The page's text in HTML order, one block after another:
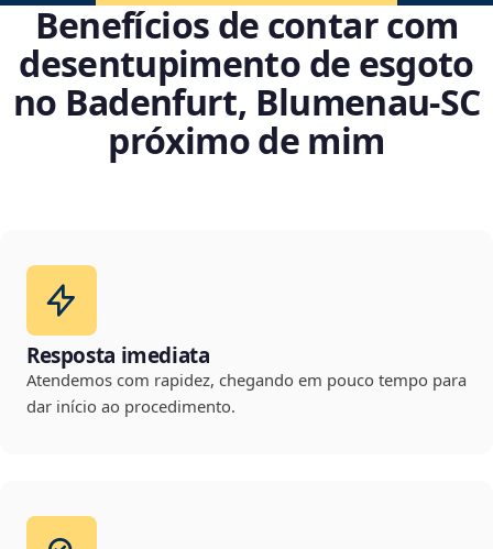
Benefícios de contar com
desentupimento de esgoto
no Badenfurt, Blumenau‑SC
próximo de mim
Resposta imediata
Atendemos com rapidez, chegando em pouco tempo para
dar início ao procedimento.